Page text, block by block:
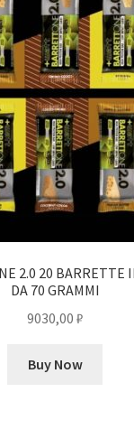
2.0 20 BARRETTE
DA 70 GRAMMI
9030,00 ₽
Buy Now